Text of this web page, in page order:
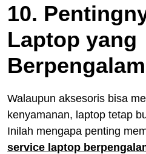
10.
Laptop yang
Walaupun aksesoris bisa
kenyamanan, laptop tetap
Inilah mengapa penting
service laptop